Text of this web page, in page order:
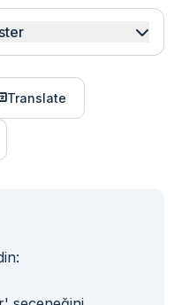
Translate